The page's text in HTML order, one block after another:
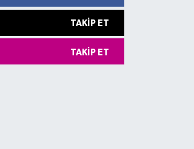
TAKIP ET
TAKIP ET